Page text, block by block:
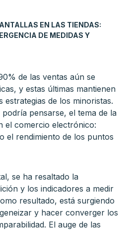
EN LAS TIENDAS:
DE MEDIDAS Y
de las ventas aún se
y estas últimas mantienen
de los minoristas.
pensarse, el tema de la
el comercio electrónico:
el rendimiento de los puntos
se ha resaltado la
y los indicadores a medir
resultado, está surgiendo
y hacer converger los
El auge de las